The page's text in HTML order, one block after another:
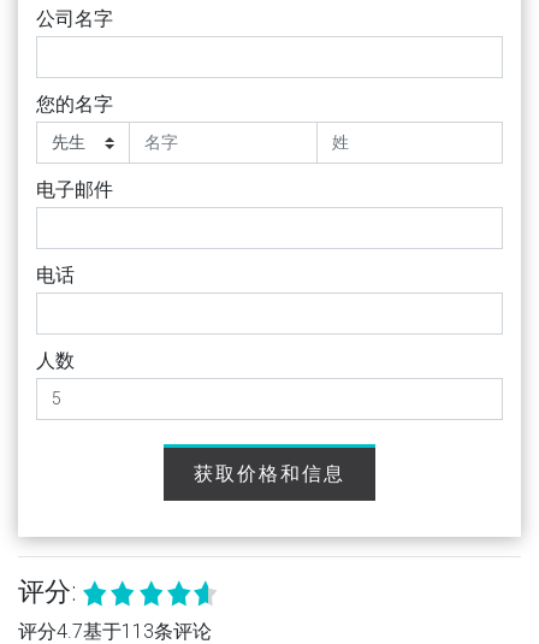
公司名字
您的名字
电子邮件
电话
人数
获取价格和信息
评分:
评分4.7基于113条评论